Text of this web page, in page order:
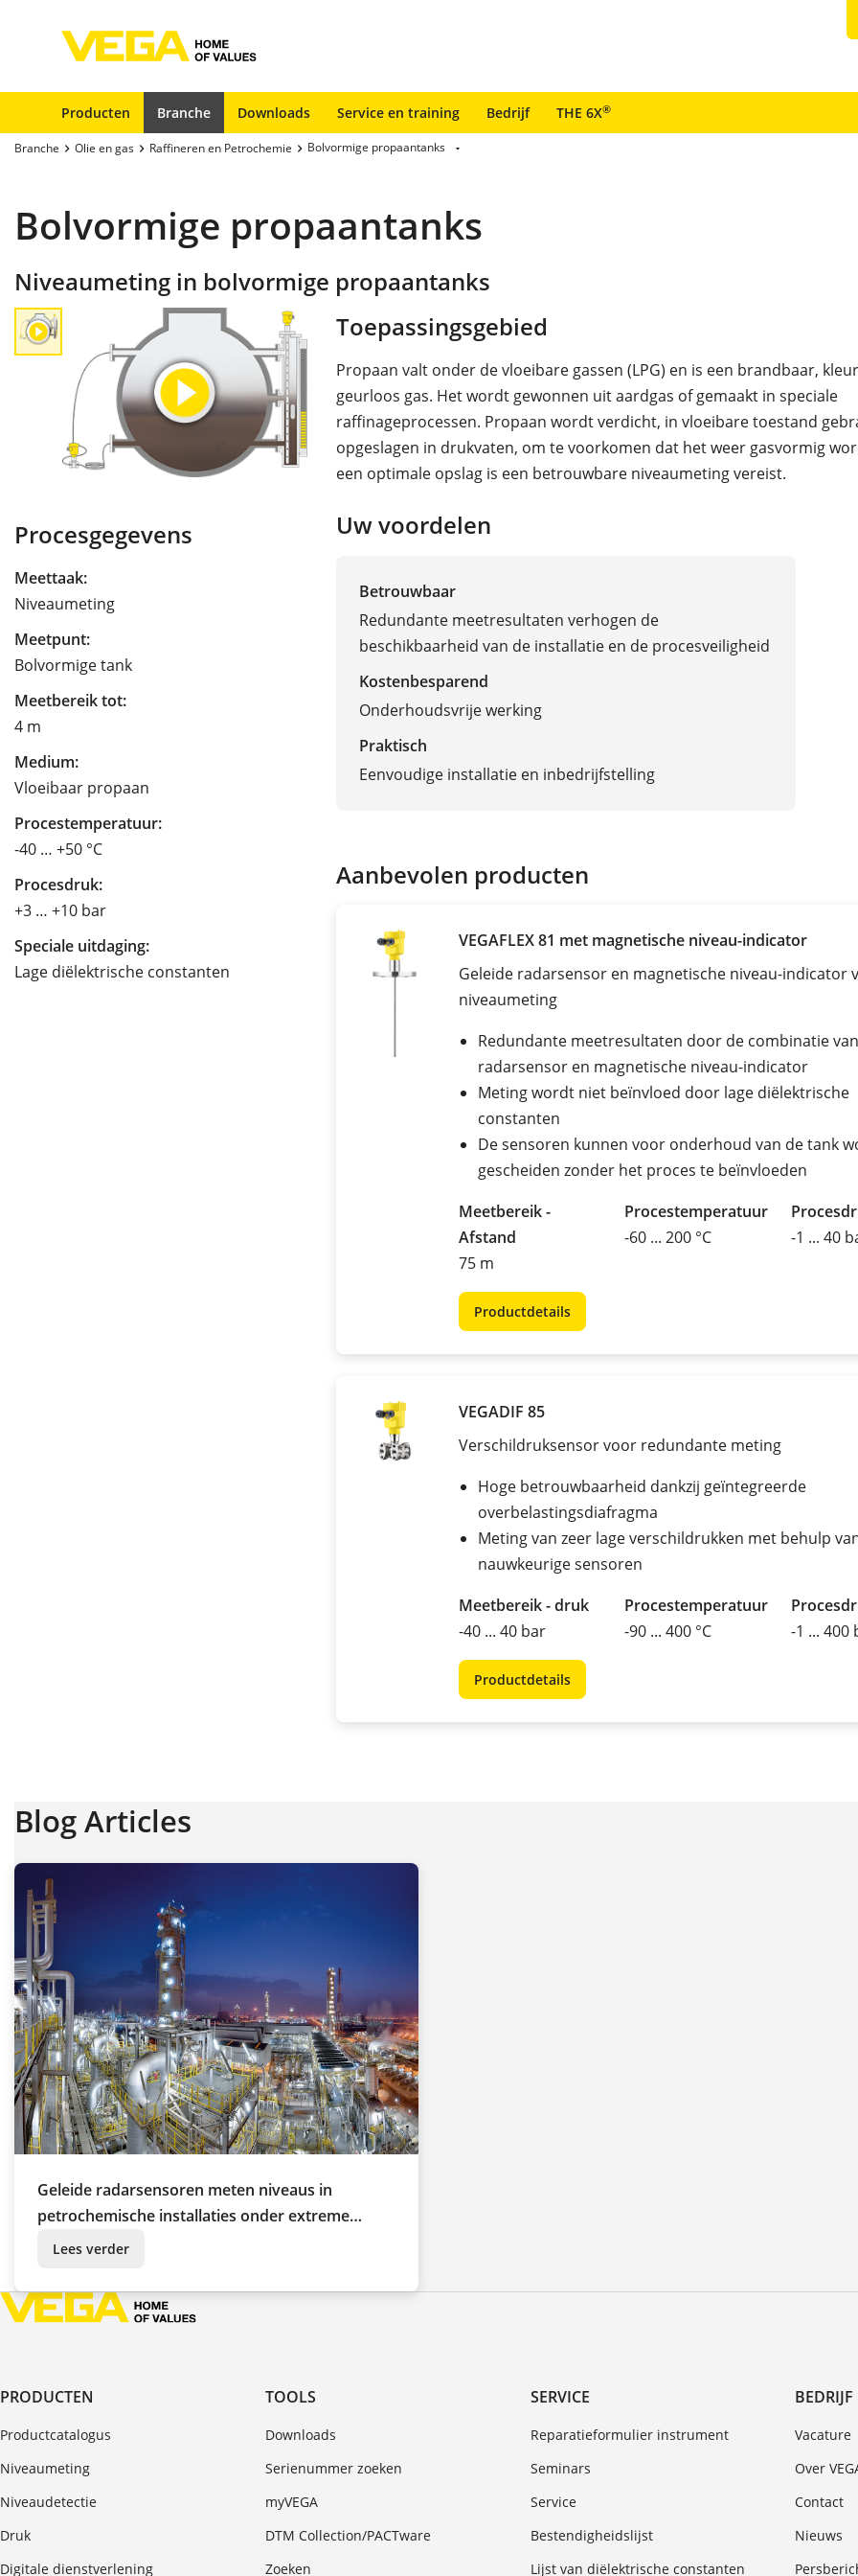
Producten Branche Downloads Service en training Bedrijf THE 6X®
Branche Olie en gas Raffineren en Petrochemie Bolvormige propaantanks
Bolvormige propaantanks
Niveaumeting in bolvormige propaantanks
Procesgegevens
Meettaak:
Niveaumeting
Meetpunt:
Bolvormige tank
Meetbereik tot:
4 m
Medium:
Vloeibaar propaan
Procestemperatuur:
-40 … +50 °C
Procesdruk:
+3 … +10 bar
Speciale uitdaging:
Lage diëlektrische constanten
Toepassingsgebied
Propaan valt onder de vloeibare gassen (LPG) en is een brandbaar,
geurloos gas. Het wordt gewonnen uit aardgas of gemaakt in speciale
raffinageprocessen. Propaan wordt verdicht, in vloeibare toestand
opgeslagen in drukvaten, om te voorkomen dat het weer gasvormig
een optimale opslag is een betrouwbare niveaumeting vereist.
Uw voordelen
Betrouwbaar
Redundante meetresultaten verhogen de
beschikbaarheid van de installatie en de procesveiligheid
Kostenbesparend
Onderhoudsvrije werking
Praktisch
Eenvoudige installatie en inbedrijfstelling
Aanbevolen producten
VEGAFLEX 81 met magnetische niveau-indicator
Geleide radarsensor en magnetische niveau-indicator
niveaumeting
Redundante meetresultaten door de combinatie
radarsensor en magnetische niveau-indicator
Meting wordt niet beïnvloed door lage diëlektrische
constanten
De sensoren kunnen voor onderhoud van de tank
gescheiden zonder het proces te beïnvloeden
Meetbereik -
Afstand
75 m
Procestemperatuur
-60 ... 200 °C
-1 ... 40
Productdetails
VEGADIF 85
Verschildruksensor voor redundante meting
Hoge betrouwbaarheid dankzij geïntegreerde
overbelastingsdiafragma
Meting van zeer lage verschildrukken met behulp
nauwkeurige sensoren
Meetbereik - druk
-40 ... 40 bar
Procestemperatuur
-90 ... 400 °C
-1 ... 400
Productdetails
Blog Articles
Geleide radarsensoren meten niveaus in
petrochemische installaties onder extreme
klimaatomstandigheden
Lees verder
PRODUCTEN
Productcatalogus
Niveaumeting
Niveaudetectie
Druk
Digitale dienstverlening
TOOLS
Downloads
Serienummer zoeken
myVEGA
DTM Collection/PACTware
Zoeken
SERVICE
Reparatieformulier instrument
Seminars
Service
Bestendigheidslijst
Lijst van diëlektrische constanten
BEDRIJF
Vacature
Over
Contact
Nieuws